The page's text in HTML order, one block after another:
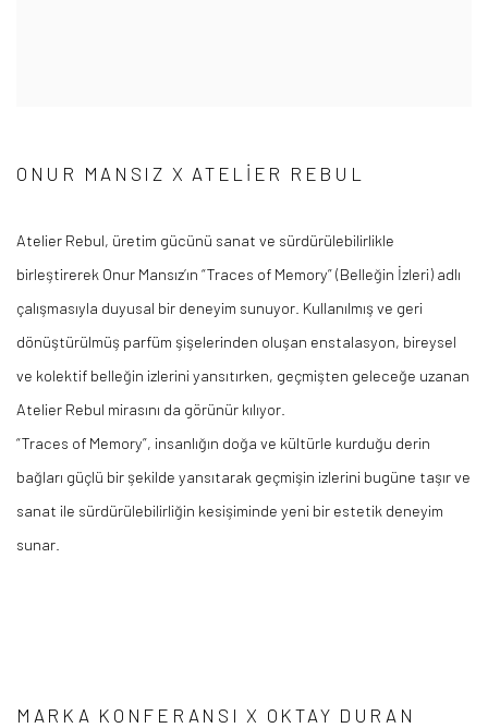
ONUR MANSIZ X ATELIER REBUL
Atelier Rebul, üretim gücünü sanat ve sürdürülebilirlikle
birleştirerek Onur Mansız’ın “Traces of Memory” (Belleğin İzleri) adlı
çalışmasıyla duyusal bir deneyim sunuyor. Kullanılmış ve geri
dönüştürülmüş parfüm şişelerinden oluşan enstalasyon, bireysel
ve kolektif belleğin izlerini yansıtırken, geçmişten geleceğe uzanan
Atelier Rebul mirasını da görünür kılıyor.
“Traces of Memory”, insanlığın doğa ve kültürle kurduğu derin
bağları güçlü bir şekilde yansıtarak geçmişin izlerini bugüne taşır ve
sanat ile sürdürülebilirliğin kesişiminde yeni bir estetik deneyim
sunar.
MARKA KONFERANSI X OKTAY DURAN